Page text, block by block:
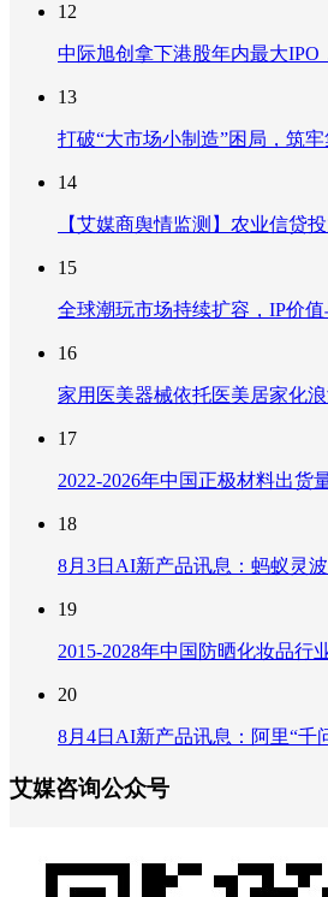
12
中际旭创拿下港股年内最大IPO
13
打破“大市场小制造”困局，筑
14
【艾媒商舆情监测】农业信贷
15
全球潮玩市场持续扩容，IP价
16
家用医美器械依托医美居家化
17
2022-2026年中国正极材料出
18
8月3日AI新产品讯息：蚂蚁灵
19
2015-2028年中国防晒化妆品
20
8月4日AI新产品讯息：阿里“千
艾媒咨询公众号